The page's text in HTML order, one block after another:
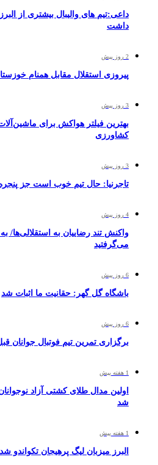
داعی:تیم های والیبال بیشتری از
داشت
2 روز پیش
پیروزی استقلال مقابل همنام
3 روز پیش
بهترین فیلتر هواکش برای
کشاورزی
3 روز پیش
تاجرنیا: حال تیم خوب است جز
4 روز پیش
واکنش تند رضاییان به استقلالی‌ها/
می‌گرفتید
6 روز پیش
باشگاه گل گهر: حقانیت ما اثبات شد
6 روز پیش
برگزاری تمرین تیم فوتبال جوانان
1 هفته پیش
اولین مدال طلای کشتی آزاد
شد
1 هفته پیش
البرز میزبان لیگ پرهیجان تکواندو شد